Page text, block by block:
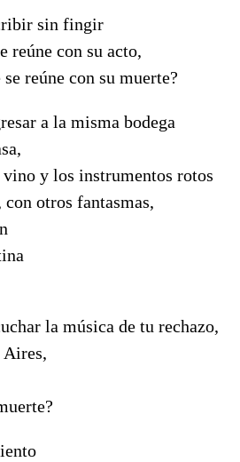
sin fingir
reúne con su acto,
reúne con su muerte?
a la misma bodega
y los instrumentos rotos
otros fantasmas,
la música de tu rechazo,
Aires,